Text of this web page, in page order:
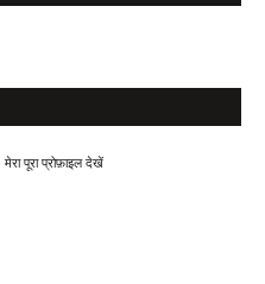
मेरा पूरा प्रोफ़ाइल देखें